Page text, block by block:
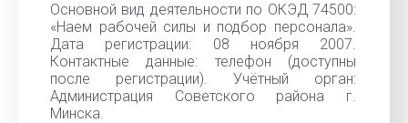
Основной вид деятельности по ОКЭД 74500:
«Наем рабочей силы и подбор персонала».
Дата регистрации: 08 ноября 2007.
Контактные данные: телефон (доступны
после регистрации). Учётный орган:
Администрация Советского района г.
Минска.